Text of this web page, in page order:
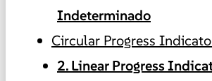
Indeterminado
Circular Progress
2. Linear Progress